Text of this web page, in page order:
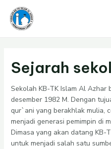
Lewati
konten
Sejarah
Sekolah KB-TK Islam Al Azhar
desember 1982 M. Dengan
qur`ani yang berakhlak mulia,
menjadi generasi pemimpin di
Dimasa yang akan datang KB-
untuk menjadi salah satu